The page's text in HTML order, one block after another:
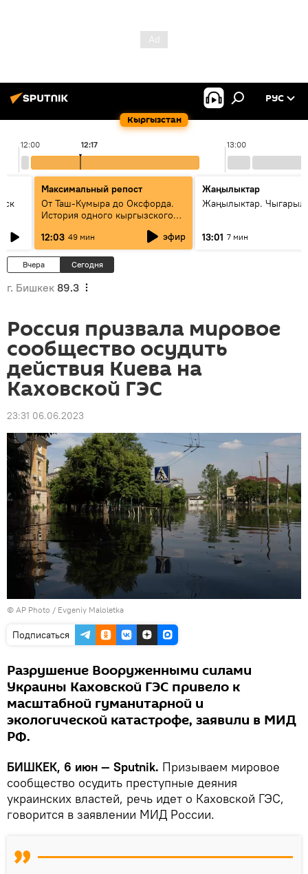
Кыргызстан
РУС
12:00 13:00
12:17
Максимальный репост
От Таш-Кумыра до Оксфорда.
История одного кыргызского
12:03 49 мин эфир
Жаңылыктар
Жаңылыктар.
13:01 7 мин
Вчера Сегодня
г. Бишкек 89.3
Россия призвала мировое
сообщество осудить
действия Киева на
Каховской ГЭС
23:31 06.06.2023
© AP Photo / Evgeniy Maloletka
Подписаться
Разрушение Вооруженными силами
Украины Каховской ГЭС привело к
масштабной гуманитарной и
экологической катастрофе, заявили в МИД
РФ.
БИШКЕК, 6 июн — Sputnik. Призываем мировое
сообщество осудить преступные деяния
украинских властей, речь идет о Каховской ГЭС,
говорится в заявлении МИД России.